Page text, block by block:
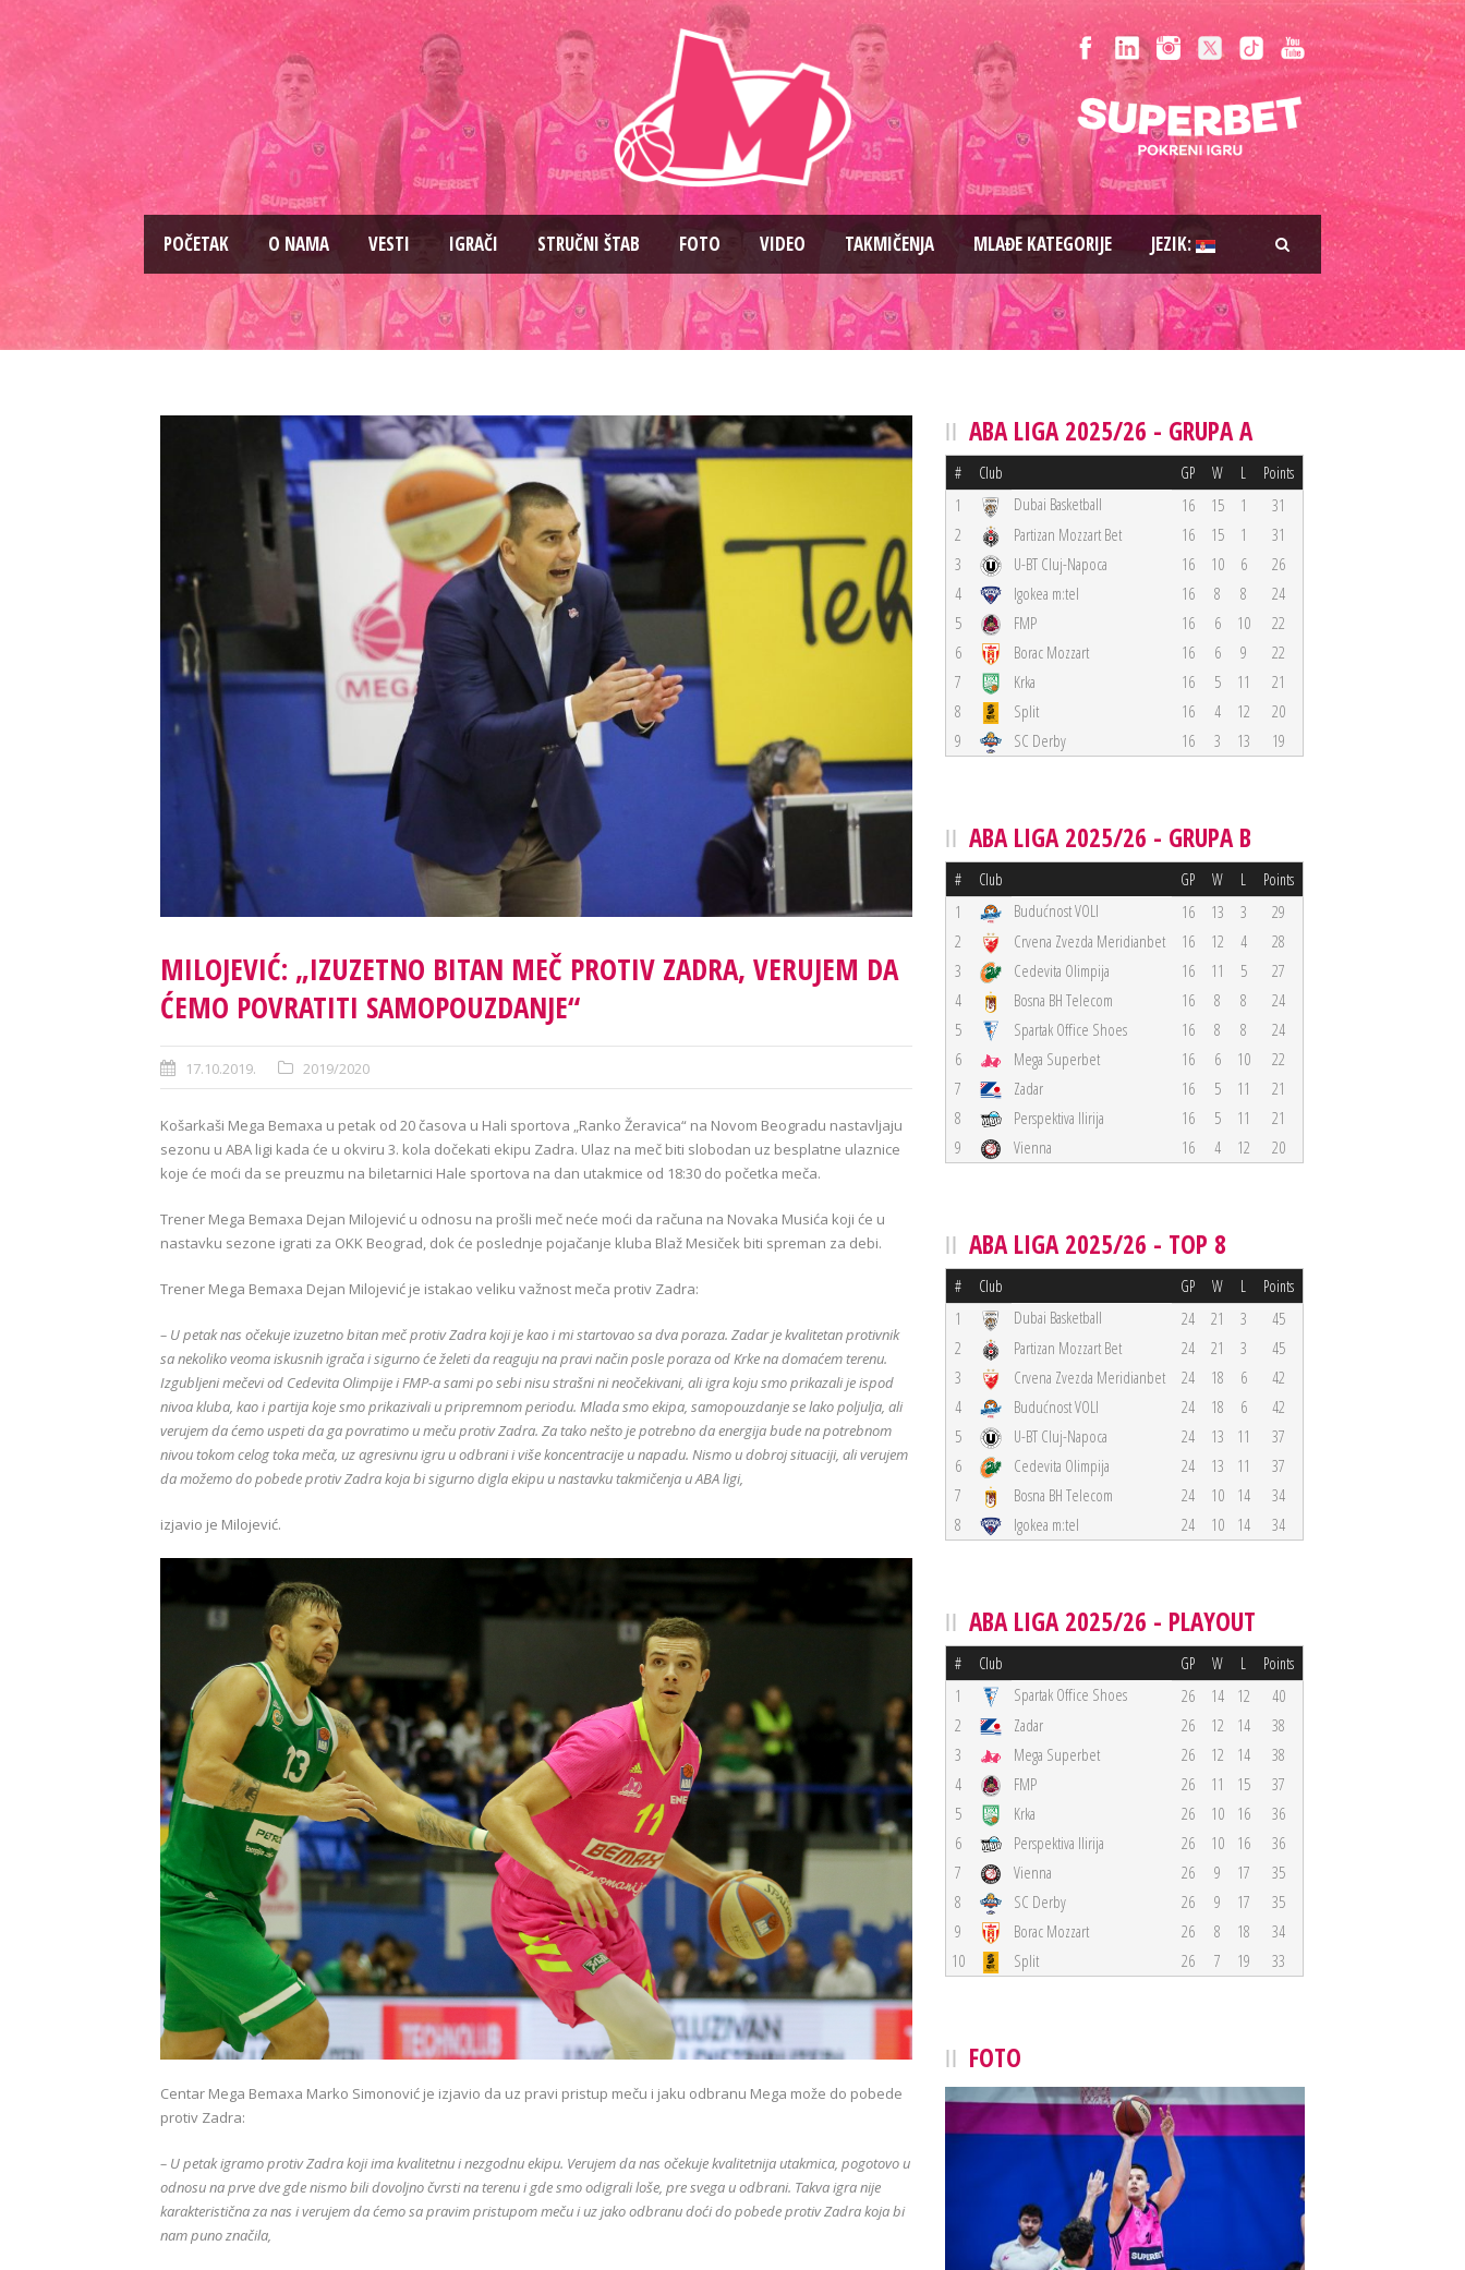
PОČETAK O NAMA VESTI IGRAČI STRUČNI ŠTAB FOTO VIDEO TAKMIČENJA MLAĐE KATEGORIJE JEZIK:
MILOJEVIĆ: „IZUZETNO BITAN MEČ PROTIV ZADRA, VERUJEM DA
ĆEMO POVRATITI SAMOPOUZDANJE“
17.10.2019. 2019/2020
Košarkaši Mega Bemaxa u petak od 20 časova u Hali sportova „Ranko Žeravica“ na Novom Beogradu nastavljaju
sezonu u ABA ligi kada će u okviru 3. kola dočekati ekipu Zadra. Ulaz na meč biti slobodan uz besplatne ulaznice
koje će moći da se preuzmu na biletarnici Hale sportova na dan utakmice od 18:30 do početka meča.
Trener Mega Bemaxa Dejan Milojević u odnosu na prošli meč neće moći da računa na Novaka Musića koji će u
nastavku sezone igrati za OKK Beograd, dok će poslednje pojačanje kluba Blaž Mesiček biti spreman za debi.
Trener Mega Bemaxa Dejan Milojević je istakao veliku važnost meča protiv Zadra:
– U petak nas očekuje izuzetno bitan meč protiv Zadra koji je kao i mi startovao sa dva poraza. Zadar je kvalitetan protivnik
sa nekoliko veoma iskusnih igrača i sigurno će želeti da reaguju na pravi način posle poraza od Krke na domaćem terenu.
Izgubljeni mečevi od Cedevita Olimpije i FMP-a sami po sebi nisu strašni ni neočekivani, ali igra koju smo prikazali je ispod
nivoa kluba, kao i partija koje smo prikazivali u pripremnom periodu. Mlada smo ekipa, samopouzdanje se lako poljulja, ali
verujem da ćemo uspeti da ga povratimo u meču protiv Zadra. Za tako nešto je potrebno da energija bude na potrebnom
nivou tokom celog toka meča, uz agresivnu igru u odbrani i više koncentracije u napadu. Nismo u dobroj situaciji, ali verujem
da možemo do pobede protiv Zadra koja bi sigurno digla ekipu u nastavku takmičenja u ABA ligi,
izjavio je Milojević.
Centar Mega Bemaxa Marko Simonović je izjavio da uz pravi pristup meču i jaku odbranu Mega može do pobede
protiv Zadra:
– U petak igramo protiv Zadra koji ima kvalitetnu i nezgodnu ekipu. Verujem da nas očekuje kvalitetnija utakmica, pogotovo u
odnosu na prve dve gde nismo bili dovoljno čvrsti na terenu i gde smo odigrali loše, pre svega u odbrani. Takva igra nije
karakteristična za nas i verujem da ćemo sa pravim pristupom meču i uz jako odbranu doći do pobede protiv Zadra koja bi
nam puno značila,
ABA LIGA 2025/26 - GRUPA A
# Club GP W L Points
1 Dubai Basketball 16 15 1
31
2
Partizan Mozzart Bet 16 15 1
31
3
U-BT Cluj-Napoca 16 10 6
26
4
Igokea m:tel 16 8 8
24
5
FMP 16 6 10
22
6
Borac Mozzart 16 6 9
22
7
Krka 16 5 11
21
8
Split 16 4 12
20
9
SC Derby 16 3 13 19
ABA LIGA 2025/26 - GRUPA B
# Club GP W L Points
1 Budućnost VOLI 16 13 3
29
2
Crvena Zvezda Meridianbet 16 12 4
28
3
Cedevita Olimpija 16 11 5
27
4
Bosna BH Telecom 16 8 8
24
5
Spartak Office Shoes 16 8 8
24
6
Mega Superbet 16 6 10
22
7
Zadar 16 5 11
21
8
Perspektiva Ilirija 16 5 11
21
9
Vienna 16 4 12 20
ABA LIGA 2025/26 - TOP 8
# Club GP W L Points
1 Dubai Basketball 24 21 3
45
2
Partizan Mozzart Bet 24 21 3
45
3
Crvena Zvezda Meridianbet 24 18 6
42
4
Budućnost VOLI 24 18 6
42
5
U-BT Cluj-Napoca 24 13 11
37
6
Cedevita Olimpija 24 13 11
37
7
Bosna BH Telecom 24 10 14
34
8
Igokea m:tel 24 10 14 34
ABA LIGA 2025/26 - PLAYOUT
# Club GP W L Points
1 Spartak Office Shoes 26 14 12
40
2
Zadar 26 12 14
38
3
Mega Superbet 26 12 14
38
4
FMP 26 11 15
37
5
Krka 26 10 16
36
6
Perspektiva Ilirija 26 10 16
36
7
Vienna 26 9 17
35
8
SC Derby 26 9 17
35
9
Borac Mozzart 26 8 18
34
10
Split 26 7 19 33
FOTO